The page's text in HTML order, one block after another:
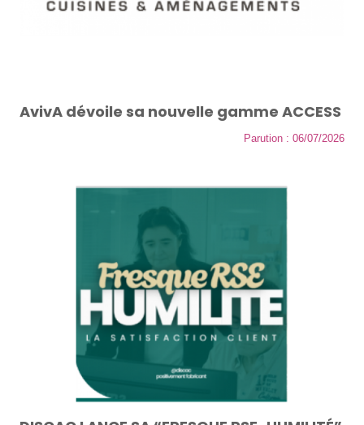
AvivA dévoile sa nouvelle gamme ACCESS
Parution : 06/07/2026